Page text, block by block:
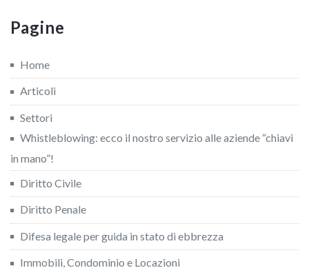
Pagine
Home
Articoli
Settori
Whistleblowing: ecco il nostro servizio alle aziende “chiavi
in mano”!
Diritto Civile
Diritto Penale
Difesa legale per guida in stato di ebbrezza
Immobili, Condominio e Locazioni